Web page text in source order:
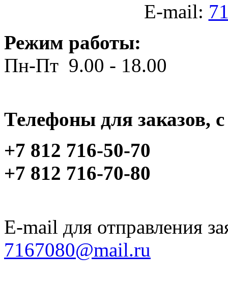
E-mail:
Режим работы:
Пн-Пт 9.00 - 18.00
Телефоны для заказов,
+7 812 716-50-70
+7 812 716-70-80
E-mail для отправления
7167080@mail.ru